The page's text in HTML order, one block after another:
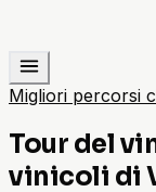
Migliori percorsi
Tour del
vinicoli di